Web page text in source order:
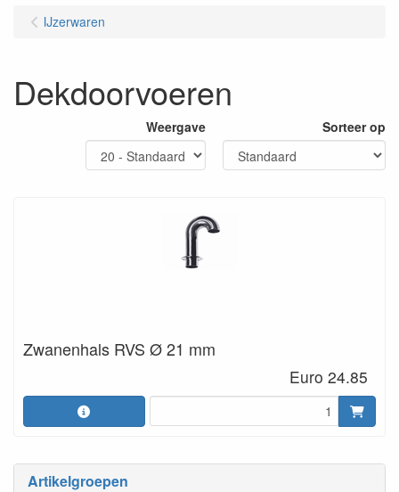
Artikelgroepen
IJzerwaren
Dekdoorvoeren
Weergave Sorteer op
Zwanenhals RVS Ø 21 mm
Euro 24.85